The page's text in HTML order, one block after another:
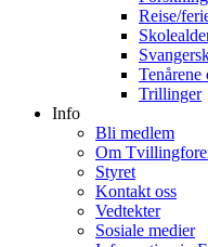
Reise/
Tenårene
Trillinger
Info
Bli medlem
Om
Styret
Kontakt oss
Vedtekter
Sosiale medier